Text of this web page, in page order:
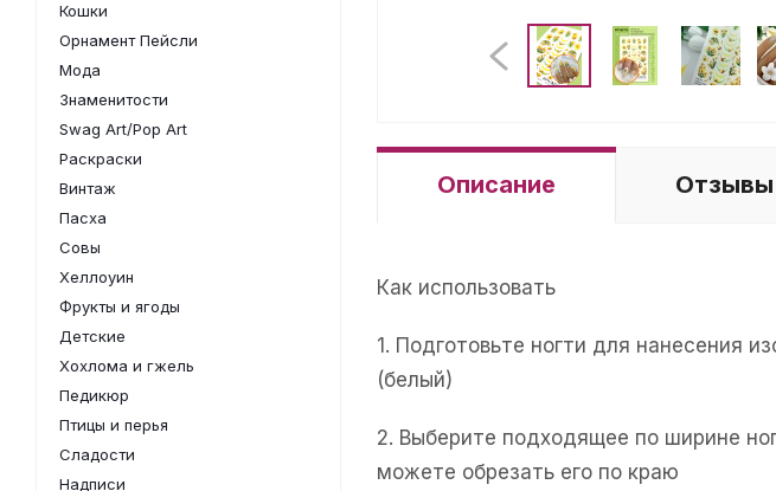
Описание Отзывы
Как использовать
1. Подготовьте ногти для нанесения
(белый)
2. Выберите подходящее по ширине
можете обрезать его по краю
Кошки
Орнамент Пейсли
Мода
Знаменитости
Swag Art/Pop Art
Раскраски
Винтаж
Пасха
Совы
Хеллоуин
Фрукты и ягоды
Детские
Хохлома и гжель
Педикюр
Птицы и перья
Сладости
Надписи